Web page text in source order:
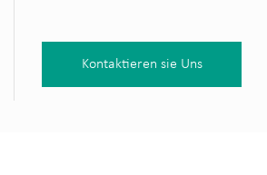
Kontaktieren sie Uns